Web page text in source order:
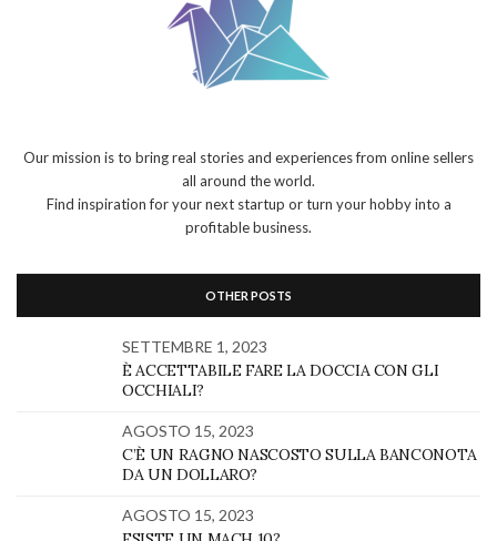
Our mission is to bring real stories and experiences from online sellers
all around the world.
Find inspiration for your next startup or turn your hobby into a
profitable business.
OTHER POSTS
SETTEMBRE 1, 2023
È ACCETTABILE FARE LA DOCCIA CON GLI
OCCHIALI?
AGOSTO 15, 2023
C’È UN RAGNO NASCOSTO SULLA BANCONOTA
DA UN DOLLARO?
AGOSTO 15, 2023